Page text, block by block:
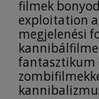
filmek
exploitation
megjelenési
fantasztikum